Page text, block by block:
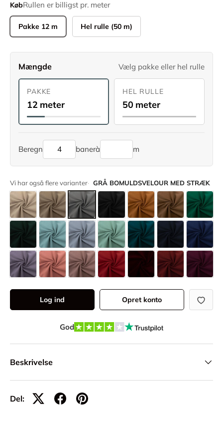
KøbRullen er billigst pr. meter
Pakke 12 m Hel rulle (50 m)
Mængde Vælg pakke eller hel rulle
PAKKE
12 meter
HEL RULLE
50 meter
Beregn banerà m
Vi har også flere varianter GRÅ BOMULDSVELOUR MED STRÆK
Log ind Opret konto
God
Beskrivelse
Del: